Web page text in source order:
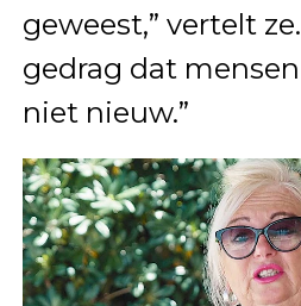
geweest,” vertelt
gedrag dat
niet nieuw.”